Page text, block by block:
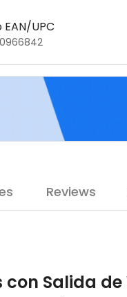
UPC
Reviews
con Salida